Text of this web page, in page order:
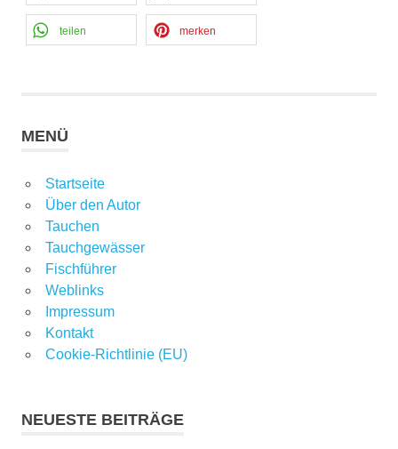
teilen merken
MENÜ
Startseite
Über den Autor
Tauchen
Tauchgewässer
Fischführer
Weblinks
Impressum
Kontakt
Cookie-Richtlinie (EU)
NEUESTE BEITRÄGE